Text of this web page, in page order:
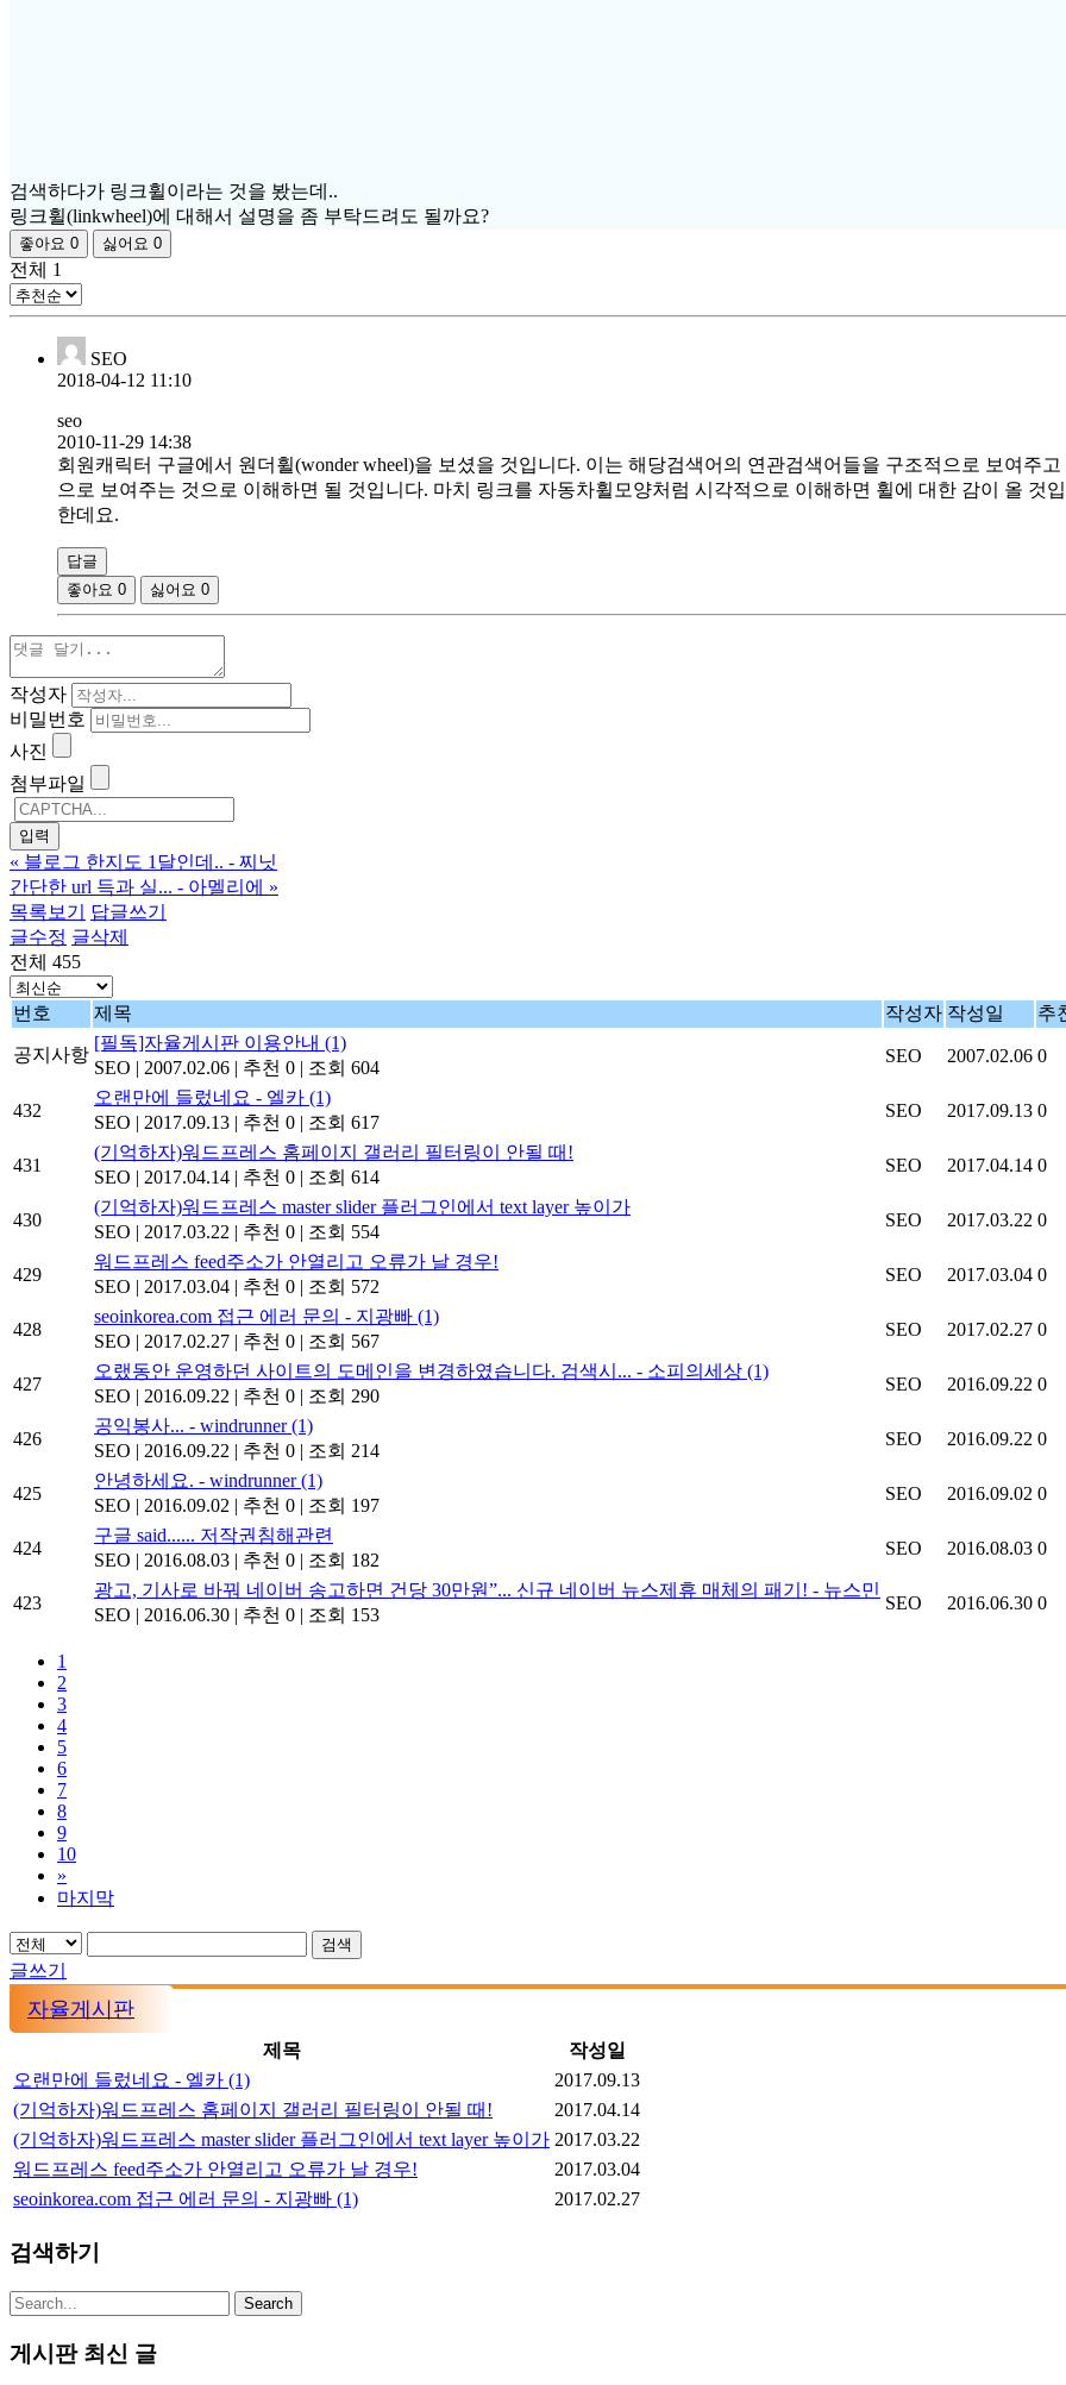
검색하다가 링크휠이라는 것을 봤는데..
링크휠(linkwheel)에 대해서 설명을 좀 부탁드려도 될까요?
좋아요 0 싫어요 0
전체 1
SEO
2018-04-12 11:10
seo
2010-11-29 14:38
회원캐릭터 구글에서 원더휠(wonder wheel)을 보셨을 것입니다. 이는 해당검색어의 연관검색어들을 구조적으로 보여주
으로 보여주는 것으로 이해하면 될 것입니다. 마치 링크를 자동차휠모양처럼 시각적으로 이해하면 휠에 대한 감이 올 것
한데요.
답글
좋아요 0 싫어요 0
작성자
비밀번호
사진
첨부파일
« 블로그 한지도 1달인데.. - 찌닛
간단한 url 득과 실... - 아멜리에 »
목록보기
답글쓰기
글수정 글삭제
전체 455
번호 제목 작성자 작성일 추
공지사항
[필독]자율게시판 이용안내 (1)
SEO | 2007.02.06 | 추천 0 | 조회 604
SEO 2007.02.06 0
432
오랜만에 들렀네요 - 엘카 (1)
SEO | 2017.09.13 | 추천 0 | 조회 617
SEO 2017.09.13 0
431
(기억하자)워드프레스 홈페이지 갤러리 필터링이 안될 때!
SEO | 2017.04.14 | 추천 0 | 조회 614
SEO 2017.04.14 0
430
(기억하자)워드프레스 master slider 플러그인에서 text layer 높이가
SEO | 2017.03.22 | 추천 0 | 조회 554
SEO 2017.03.22 0
429
워드프레스 feed주소가 안열리고 오류가 날 경우!
SEO | 2017.03.04 | 추천 0 | 조회 572
SEO 2017.03.04 0
428
seoinkorea.com 접근 에러 문의 - 지광빠 (1)
SEO | 2017.02.27 | 추천 0 | 조회 567
SEO 2017.02.27 0
427
오랬동안 운영하던 사이트의 도메인을 변경하였습니다. 검색시... - 소피의세상 (1)
SEO | 2016.09.22 | 추천 0 | 조회 290
SEO 2016.09.22 0
426
공익봉사... - windrunner(1)
SEO | 2016.09.22 | 추천 0 | 조회 214
SEO 2016.09.22 0
425
안녕하세요. - windrunner(1)
SEO | 2016.09.02 | 추천 0 | 조회 197
SEO 2016.09.02 0
424
구글 said...... 저작권침해관련
SEO | 2016.08.03 | 추천 0 | 조회 182
SEO 2016.08.03 0
423
광고, 기사로 바꿔 네이버 송고하면 건당 30만원”... 신규 네이버 뉴스제휴 매체의 패기! - 뉴스민
SEO | 2016.06.30 | 추천 0 | 조회 153
SEO 2016.06.30 0
1
2
3
4
5
6
7
8
9
10
»
마지막
검색
글쓰기
자율게시판
제목
작성일
오랜만에 들렀네요 - 엘카 (1)
2017.09.13
(기억하자)워드프레스 홈페이지 갤러리 필터링이 안될 때!
2017.04.14
(기억하자)워드프레스 master slider 플러그인에서 text layer 높이가 2017.03.22
워드프레스 feed주소가 안열리고 오류가 날 경우!
2017.03.04
seoinkorea.com 접근 에러 문의 - 지광빠 (1) 2017.02.27
검색하기
게시판 최신 글